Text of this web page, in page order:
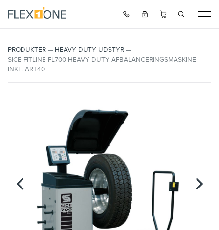
PRODUKTER
HEAVY DUTY UDSTYR
SICE FITLINE FL700 HEAVY DUTY AFBALANCERINGSMASKINE
INKL. ART40